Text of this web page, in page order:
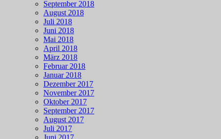
September 2018
August 2018
Juli 2018
Juni 2018
Mai 2018
April 2018
März 2018
Februar 2018
Januar 2018
Dezember 2017
November 2017
Oktober 2017
September 2017
August 2017
Juli 2017
Juni 2017